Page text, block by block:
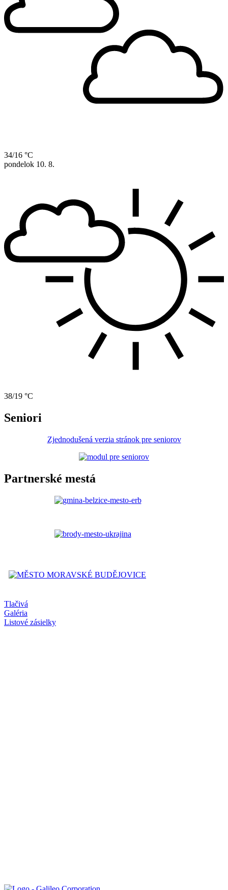
34/16 °C
pondelok 10. 8.
38/19 °C
Seniori
Zjednodušená verzia stránok pre seniorov
Partnerské mestá
Tlačivá
Galéria
Listové zásielky